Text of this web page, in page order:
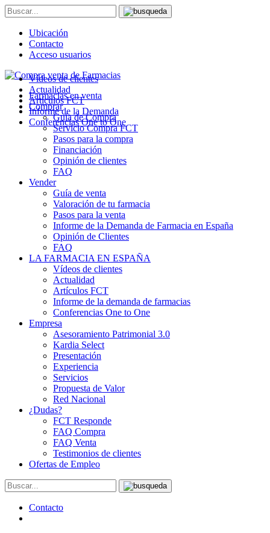
Ubicación
Contacto
Acceso usuarios
Farmacias en venta
Comprar
Guía de Compra
Servicio Compra FCT
Pasos para la compra
Financiación
Opinión de clientes
FAQ
Vender
Guía de venta
Valoración de tu farmacia
Pasos para la venta
Informe de la Demanda de Farmacia en España
Opinión de Clientes
FAQ
LA FARMACIA EN ESPAÑA
Vídeos de clientes
Actualidad
Artículos FCT
Informe de la demanda de farmacias
Conferencias One to One
Empresa
Asesoramiento Patrimonial 3.0
Kardia Select
Presentación
Experiencia
Servicios
Propuesta de Valor
Red Nacional
¿Dudas?
FCT Responde
FAQ Compra
FAQ Venta
Testimonios de clientes
Ofertas de Empleo
Contacto
Vídeos de clientes
Actualidad
Artículos FCT
Informe de la Demanda
Conferencias One to One